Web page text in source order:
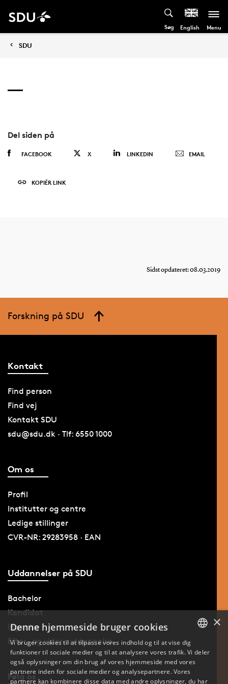
Søg English Menu
SDU
Del siden på
FACEBOOK X LINKEDIN EMAIL
KOPIÉR LINK
Sidst opdateret: 08.03.2019
Forskning på SDU
Kontakt
Find person
Find vej
Kontakt SDU
sdu@sdu.dk · Tlf: 6550 1000
Om os
Profil
Institutter og centre
Ledige stillinger
CVR-NR: 29283958 · EAN
Uddannelser på SDU
Bachelor
Kandidat
Ingeniør
Efter- og videreuddannelse
Følg os
DANISH
×
Denne hjemmeside bruger cookies
Vi bruger cookies til at tilpasse vores indhold og til at vise dig
funktioner til sociale medier og til at analysere vores trafik. Vi deler
også oplysninger om din brug af vores hjemmeside med vores
partnere inden for sociale medier og analysepartnere. Vores
partnere kan kombinere disse data med andre oplysninger, du har